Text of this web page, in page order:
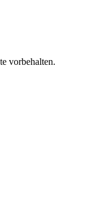
vorbehalten.